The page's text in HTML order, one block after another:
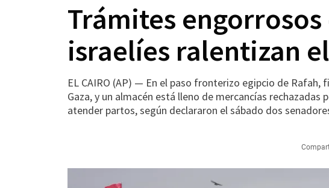
Trámites
israelíes ralentizan
EL CAIRO (AP) — En el paso fronterizo egipcio de
Gaza, y un almacén está lleno de mercancías
atender partos, según declararon el sábado dos